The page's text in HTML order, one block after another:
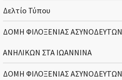
Δελτίο Τύπου
ΔΟΜΗ ΦΙΛΟΞΕΝΙΑΣ ΑΣΥΝΟΔΕΥΤΩΝ
ΑΝΗΛΙΚΩΝ ΣΤΑ ΙΩΑΝΝΙΝΑ
ΔΟΜΗ ΦΙΛΟΞΕΝΙΑΣ ΑΣΥΝΟΔΕΥΤΩΝ